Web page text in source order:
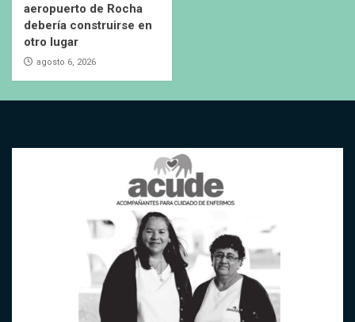
aeropuerto de Rocha
debería construirse en
otro lugar
agosto 6, 2026